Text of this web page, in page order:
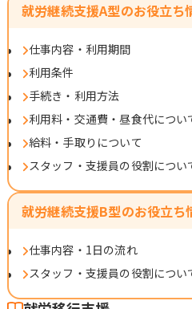
就労継続支援A型のお役立ち
仕事内容・利用期間
利用条件
手続き・利用方法
利用料・交通費・昼食代につい
給料・手取りについて
スタッフ・支援員の役割につい
就労継続支援B型のお役立ち
仕事内容・1日の流れ
スタッフ・支援員の役割につい